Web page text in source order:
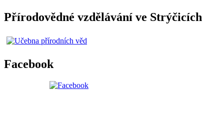
Přírodovědné vzdělávání ve Strýčicích
Facebook